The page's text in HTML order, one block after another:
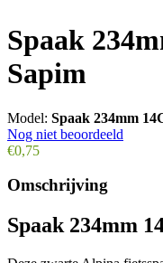
Spaak
Sapim
Model: Spaak 234mm
Nog niet beoordeeld
€0,75
Omschrijving
Spaak 234mm